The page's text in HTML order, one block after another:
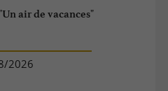
air de vacances"
2026